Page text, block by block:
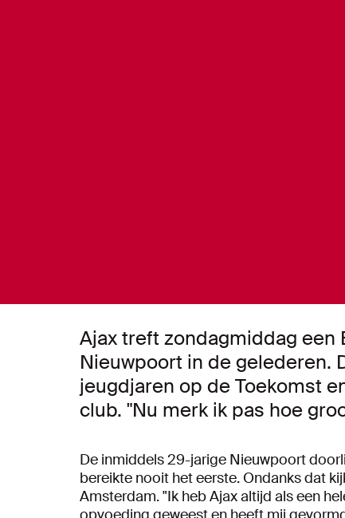
Ajax treft zondagmiddag een
Nieuwpoort in de gelederen.
jeugdjaren op de Toekomst
club. "Nu merk ik pas hoe
De inmiddels 29-jarige Nieuwpoort
bereikte nooit het eerste. Ondanks dat
Amsterdam. "Ik heb Ajax altijd als een